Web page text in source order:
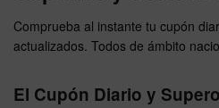
Comprueba al instante tu cupón
actualizados. Todos de ámbito
El Cupón Diario y